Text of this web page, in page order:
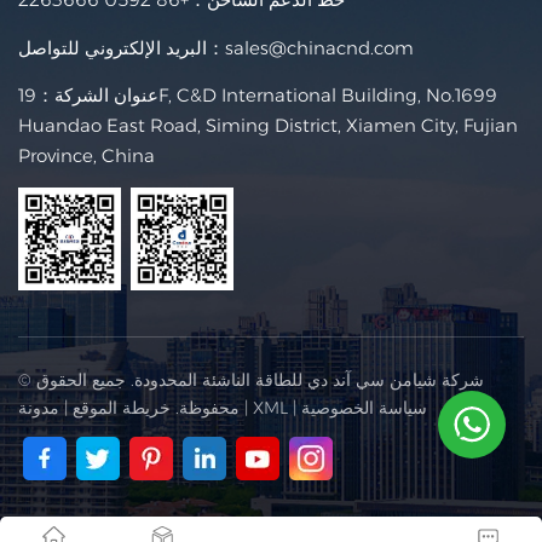
البريد الإلكتروني للتواصل： sales@chinacnd.com
عنوان الشركة：19F, C&D International Building, No.1699
Huandao East Road, Siming District, Xiamen City, Fujian
Province, China
© شركة شيامن سي آند دي للطاقة الناشئة المحدودة. جميع الحقوق
محفوظة.خريطة الموقع|مدونة | XML |سياسة الخصوصية